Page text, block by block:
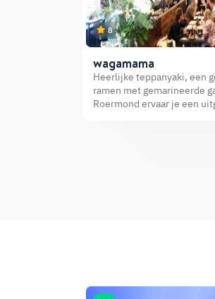
8
wagamama
Heerlijke teppanyaki, een
ramen met gemarineerde
Roermond ervaar je een